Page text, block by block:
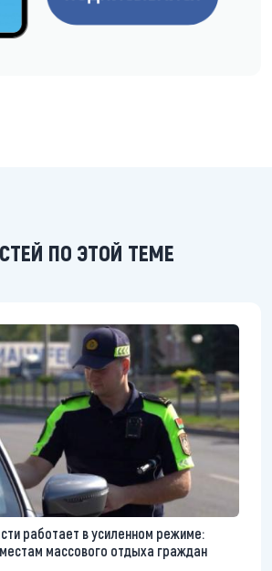
ПО ЭТОЙ ТЕМЕ
работает в усиленном режиме:
массового отдыха граждан